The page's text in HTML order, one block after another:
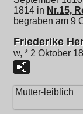
1814 in Nr.15,
begraben am 9
Friederike
w, * 2 Oktober
Mutter-leiblich